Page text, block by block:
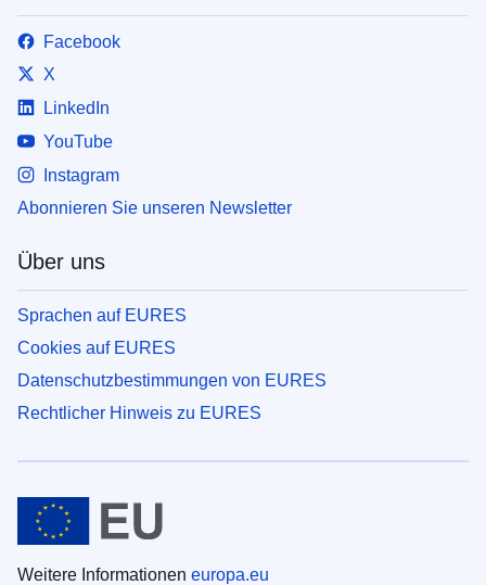
Facebook
X
LinkedIn
YouTube
Instagram
Abonnieren Sie unseren Newsletter
Über uns
Sprachen auf EURES
Cookies auf EURES
Datenschutzbestimmungen von EURES
Rechtlicher Hinweis zu EURES
Weitere Informationen europa.eu